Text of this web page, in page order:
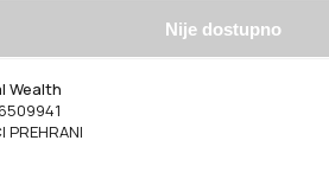
Nije dostupno
Wealth
PREHRANI